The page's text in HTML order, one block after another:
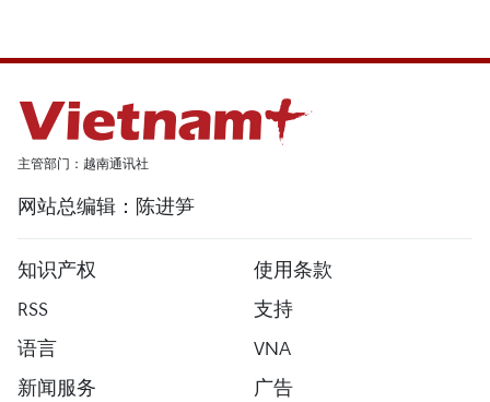
主管部门：越南通讯社
网站总编辑：陈进笋
知识产权
使用条款
RSS
支持
语言
VNA
新闻服务
广告